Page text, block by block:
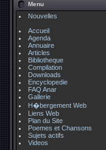
Menu
Nouvelles
Accueil
Agenda
Annuaire
Articles
Bibliotheque
Compilation
Downloads
Encyclopedie
FAQ Anar
Gallerie
H�bergement Web
Liens Web
Plan du Site
Poemes et Chansons
Sujets actifs
Videos